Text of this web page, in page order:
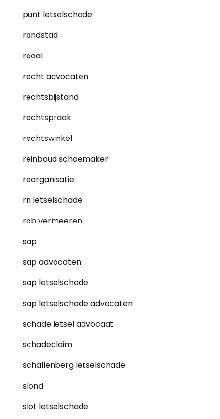
punt letselschade
randstad
reaal
recht advocaten
rechtsbijstand
rechtspraak
rechtswinkel
reinboud schoemaker
reorganisatie
rn letselschade
rob vermeeren
sap
sap advocaten
sap letselschade
sap letselschade advocaten
schade letsel advocaat
schadeclaim
schallenberg letselschade
slond
slot letselschade